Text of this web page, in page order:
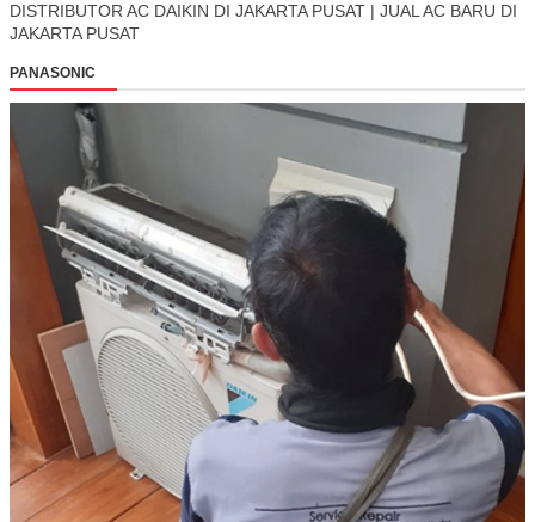
DISTRIBUTOR AC DAIKIN DI JAKARTA PUSAT | JUAL AC BARU DI
JAKARTA PUSAT
PANASONIC